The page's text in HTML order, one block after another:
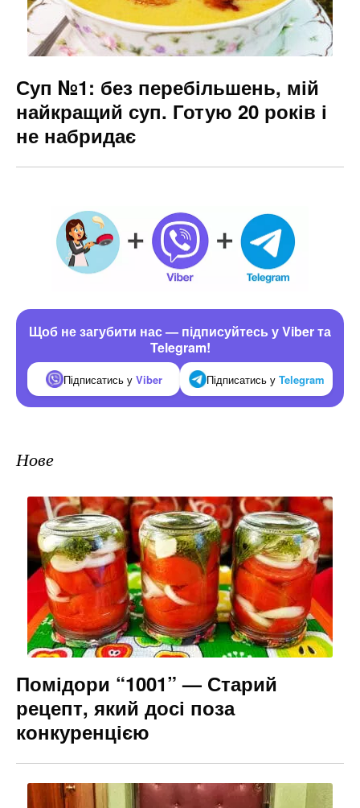
Суп №1: без перебільшень, мій
найкращий суп. Готую 20 років і
не набридає
Щоб не загубити нас — підписуйтесь у Viber та
Telegram!
Підписатись у Viber Підписатись у Telegram
Нове
Помідори “1001” — Старий
рецепт, який досі поза
конкуренцією